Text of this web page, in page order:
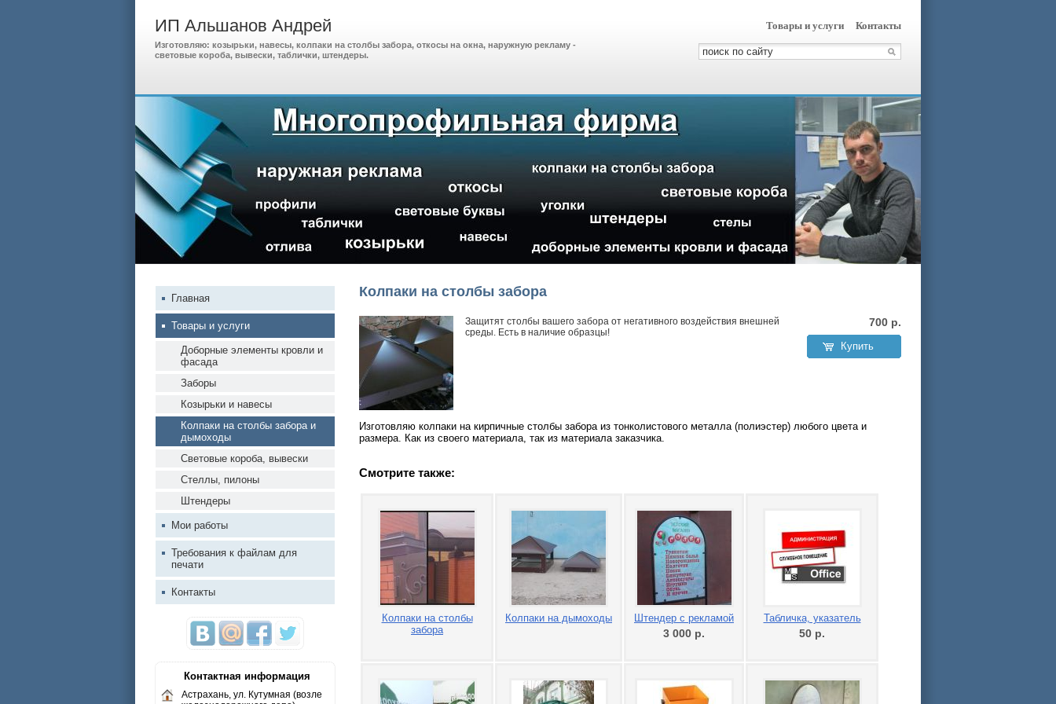
ИП Альшанов Андрей
Изготовляю: козырьки, навесы, колпаки на столбы забора, откосы на окна, наружную рекламу -
световые короба, вывески, таблички, штендеры.
Товары и услуги Контакты
Колпаки на столбы забора
Защитят столбы вашего забора от негативного воздействия внешней
среды. Есть в наличие образцы!
700 р.
Купить
Изготовляю колпаки на кирпичные столбы забора из тонколистового металла (полиэстер) любого цвета и
размера. Как из своего материала, так из материала заказчика.
Смотрите также:
Колпаки на столбы
забора
Колпаки на дымоходы Штендер с рекламой
3 000 р.
Табличка, указатель
50 р.
Главная
Товары и услуги
Доборные элементы кровли и
фасада
Заборы
Козырьки и навесы
Колпаки на столбы забора и
дымоходы
Световые короба, вывески
Стеллы, пилоны
Штендеры
Мои работы
Требования к файлам для
печати
Контакты
Контактная информация
Астрахань, ул. Кутумная (возле